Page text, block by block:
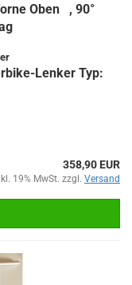
Oben , 90°
Lenker Typ:
358,90 EUR
19% MwSt. zzgl. Versand